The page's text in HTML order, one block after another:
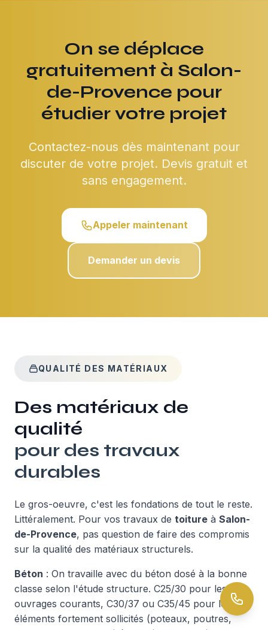
On se déplace
gratuitement à Salon-
de-Provence pour
étudier votre projet
Contactez-nous dès maintenant pour
discuter de votre projet. Devis gratuit et
sans engagement.
Appeler maintenant
Demander un devis
QUALITÉ DES MATÉRIAUX
Des matériaux de
qualité
pour des travaux
durables
Le gros-oeuvre, c'est les fondations de tout le reste.
Littéralement. Pour vos travaux de toiture à Salon-
de-Provence, pas question de faire des compromis
sur la qualité des matériaux structurels.
Béton : On travaille avec du béton dosé à la bonne
classe selon l'étude structure. C25/30 pour les
ouvrages courants, C30/37 ou C35/45 pour les
éléments fortement sollicités (poteaux, poutres,